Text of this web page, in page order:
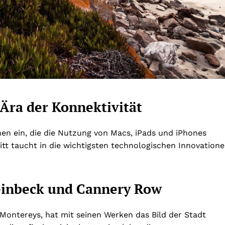
der Konnektivität
ein, die die Nutzung von Macs, iPads und iPhones
taucht in die wichtigsten technologischen
und Cannery Row
hat mit seinen Werken das Bild der Stadt